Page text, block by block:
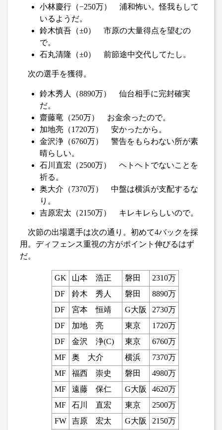
小林慶行（−250万） 浦和怖い。怪我もして
いるようだ。
鈴木慎吾（±0） 市原の大量得点を望むの
で。
石丸清隆（±0） 前節途中交代してたし。
次の選手を獲得。
鈴木秀人（8890万） 仙台相手に完封確実
だ。
齋藤竜（250万） お金余ったので。
加地亮（1720万） 安かったから。
金沢浄（6760万） 警告をもらわない所が素
晴らしい。
石川直宏（2500万） ヘトヘトでないことを
祈る。
奥大介（7370万） 中盤は横浜が支配するな
り。
吉原宏太（2150万） キレキレらしいので。
次節の出場選手は次の通り。初めて4バックを採
用。ディフェンス重視の方がポイント伸びるはず
だ。
GK 山本 浩正 磐田
2310万
DF
鈴木 秀人 磐田
8890万
DF
宮本 恒靖 G大阪
2730万
DF
加地 亮 東京
1720万
DF
金沢 浄(C) 東京
6760万
MF
奥 大介 横浜
7370万
MF
福西 崇史 磐田
4980万
MF
遠藤 保仁 G大阪
4620万
MF
石川 直宏 東京
2500万
FW
吉原 宏太 G大阪
2150万